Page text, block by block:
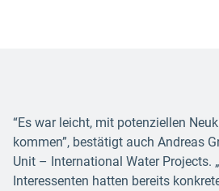
“Es war leicht, mit potenziellen
kommen”, bestätigt auch Andreas
Unit – International Water Projects.
Interessenten hatten bereits